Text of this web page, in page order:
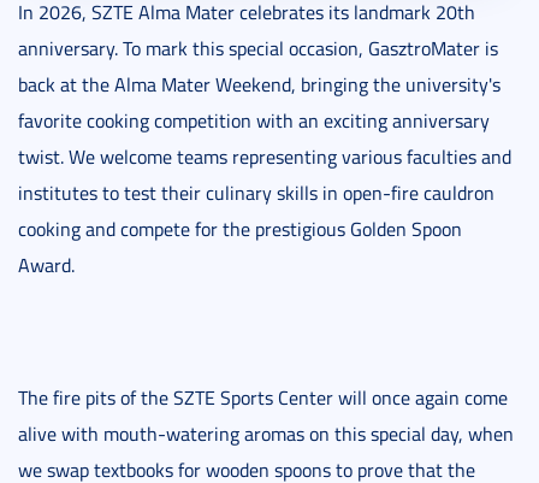
In 2026, SZTE Alma Mater celebrates its landmark 20th
anniversary. To mark this special occasion, GasztroMater is
back at the Alma Mater Weekend, bringing the university's
favorite cooking competition with an exciting anniversary
twist. We welcome teams representing various faculties and
institutes to test their culinary skills in open-fire cauldron
cooking and compete for the prestigious Golden Spoon
Award.
The fire pits of the SZTE Sports Center will once again come
alive with mouth-watering aromas on this special day, when
we swap textbooks for wooden spoons to prove that the